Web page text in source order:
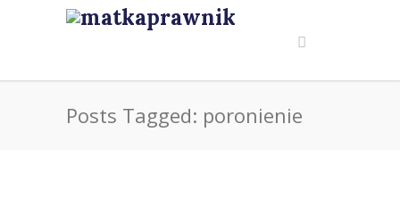
Posts Tagged: poronienie